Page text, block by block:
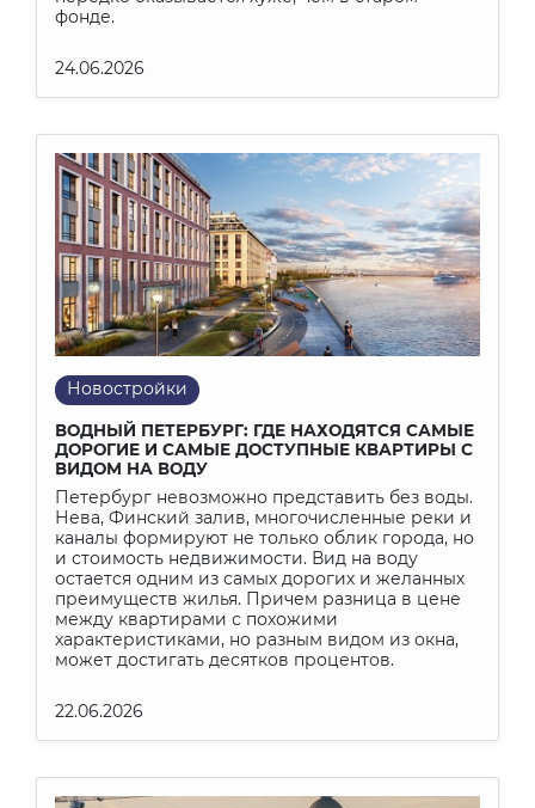
фонде.
24.06.2026
Новостройки
ВОДНЫЙ ПЕТЕРБУРГ: ГДЕ НАХОДЯТСЯ САМЫЕ
ДОРОГИЕ И САМЫЕ ДОСТУПНЫЕ КВАРТИРЫ С
ВИДОМ НА ВОДУ
Петербург невозможно представить без воды.
Нева, Финский залив, многочисленные реки и
каналы формируют не только облик города, но
и стоимость недвижимости. Вид на воду
остается одним из самых дорогих и желанных
преимуществ жилья. Причем разница в цене
между квартирами с похожими
характеристиками, но разным видом из окна,
может достигать десятков процентов.
22.06.2026